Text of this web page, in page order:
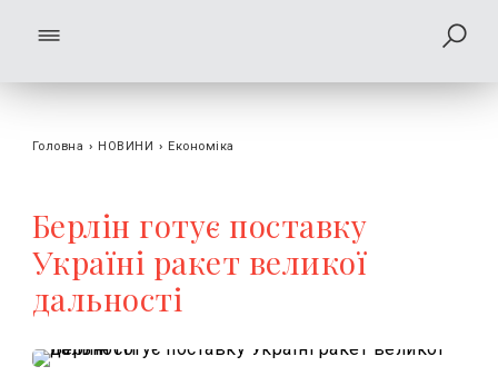
Головна › НОВИНИ › Економіка
Берлін готує поставку
Україні ракет великої
дальності